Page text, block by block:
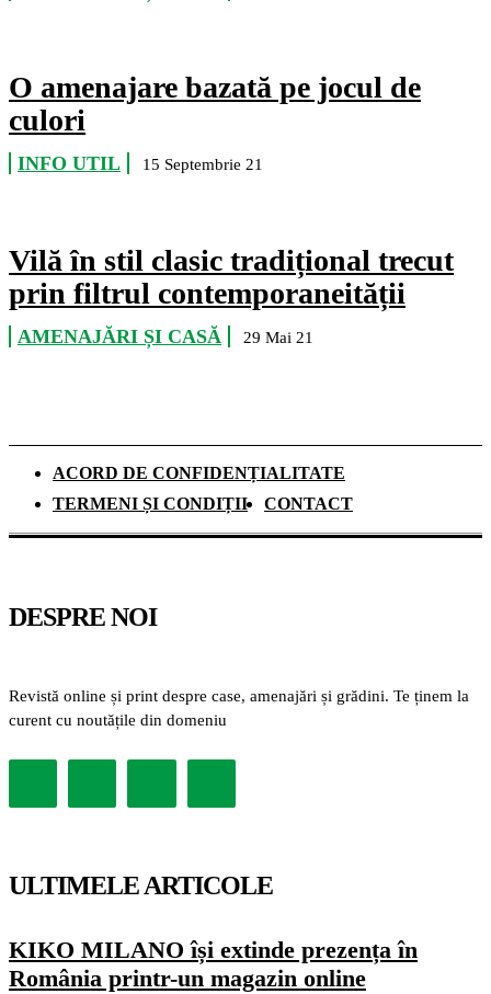
O amenajare bazată pe jocul de
culori
INFO UTIL 15 Septembrie 21
Vilă în stil clasic tradițional trecut
prin filtrul contemporaneității
AMENAJĂRI ȘI CASĂ 29 Mai 21
ACORD DE CONFIDENȚIALITATE
TERMENI ȘI CONDIȚII
CONTACT
DESPRE NOI
Revistă online și print despre case, amenajări și grădini. Te ținem la
curent cu noutățile din domeniu
ULTIMELE ARTICOLE
KIKO MILANO își extinde prezența în
România printr-un magazin online